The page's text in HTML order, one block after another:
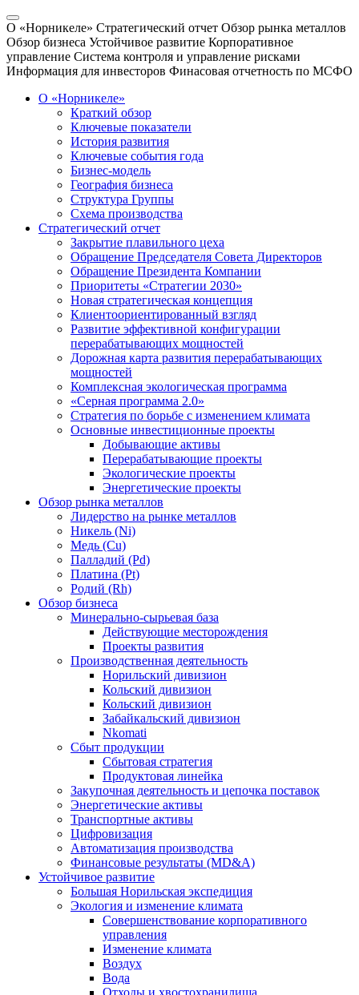
О «Норникеле» Стратегический отчет Обзор рынка металлов
Обзор бизнеса Устойчивое развитие Корпоративное
управление Система контроля и управление рисками
Информация для инвесторов Финасовая отчетность по МСФО
О «Норникеле»
Краткий обзор
Ключевые показатели
История развития
Ключевые события года
Бизнес-модель
География бизнеса
Структура Группы
Схема производства
Стратегический отчет
Закрытие плавильного цеха
Обращение Председателя Совета Директоров
Обращение Президента Компании
Приоритеты «Стратегии 2030»
Новая стратегическая концепция
Клиентоориентированный взгляд
Развитие эффективной конфигурации
перерабатывающих мощностей
Дорожная карта развития перерабатывающих
мощностей
Комплексная экологическая программа
«Серная программа 2.0»
Стратегия по борьбе с изменением климата
Основные инвестиционные проекты
Добывающие активы
Перерабатывающие проекты
Экологические проекты
Энергетические проекты
Обзор рынка металлов
Лидерство на рынке металлов
Никель (Ni)
Медь (Cu)
Палладий (Pd)
Платина (Pt)
Родий (Rh)
Обзор бизнеса
Минерально-сырьевая база
Действующие месторождения
Проекты развития
Производственная деятельность
Норильский дивизион
Кольский дивизион
Кольский дивизион
Забайкальский дивизион
Nkomati
Сбыт продукции
Сбытовая стратегия
Продуктовая линейка
Закупочная деятельность и цепочка поставок
Энергетические активы
Транспортные активы
Цифровизация
Автоматизация производства
Финансовые результаты (MD&A)
Устойчивое развитие
Большая Норильская экспедиция
Экология и изменение климата
Совершенствование корпоративного
управления
Изменение климата
Воздух
Вода
Отходы и хвостохранилища